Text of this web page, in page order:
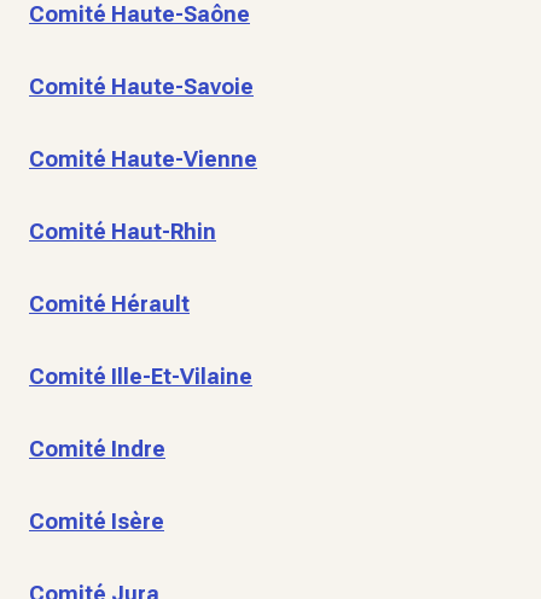
Comité Haute-Saône
Comité Haute-Savoie
Comité Haute-Vienne
Comité Haut-Rhin
Comité Hérault
Comité Ille-Et-Vilaine
Comité Indre
Comité Isère
Comité Jura